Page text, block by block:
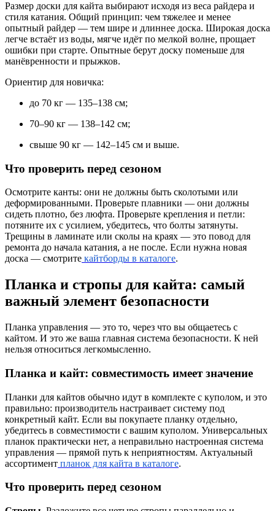
Размер доски для кайта выбирают исходя из веса райдера и
стиля катания. Общий принцип: чем тяжелее и менее
опытный райдер — тем шире и длиннее доска. Широкая доска
легче встаёт из воды, мягче идёт по мелкой волне, прощает
ошибки при старте. Опытные берут доску поменьше для
манёвренности и прыжков.
Ориентир для новичка:
до 70 кг — 135–138 см;
70–90 кг — 138–142 см;
свыше 90 кг — 142–145 см и выше.
Что проверить перед сезоном
Осмотрите канты: они не должны быть сколотыми или
деформированными. Проверьте плавники — они должны
сидеть плотно, без люфта. Проверьте крепления и петли:
потяните их с усилием, убедитесь, что болты затянуты.
Трещины в ламинате или сколы на краях — это повод для
ремонта до начала катания, а не после. Если нужна новая
доска — смотрите кайтборды в каталоге.
Планка и стропы для кайта: самый
важный элемент безопасности
Планка управления — это то, через что вы общаетесь с
кайтом. И это же ваша главная система безопасности. К ней
нельзя относиться легкомысленно.
Планка и кайт: совместимость имеет значение
Планки для кайтов обычно идут в комплекте с куполом, и это
правильно: производитель настраивает систему под
конкретный кайт. Если вы покупаете планку отдельно,
убедитесь в совместимости с вашим куполом. Универсальных
планок практически нет, а неправильно настроенная система
управления — прямой путь к неприятностям. Актуальный
ассортимент планок для кайта в каталоге.
Что проверить перед сезоном